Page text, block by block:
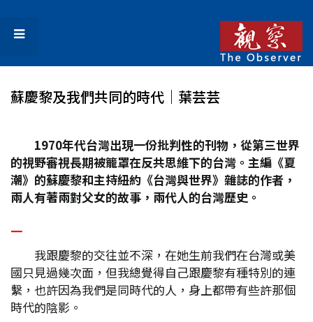
蘇慶黎及我們共同的時代｜葉芸芸
1970年代台灣出現一份批判性的刊物，從第三世界
的視野審視長期被籠罩在反共思維下的台灣。主編《夏
潮》的蘇慶黎和主持紐約《台灣與世界》雜誌的作者，
兩人有著兩對父女的故事，兩代人的台灣歷史。
一
我跟慶黎的交往並不深，在她生前我們在台灣或美
國只見過幾次面，但我總覺得自己跟慶黎有種特別的連
繫，也許因為我們是同時代的人，身上都帶有些許那個
時代的陰影。